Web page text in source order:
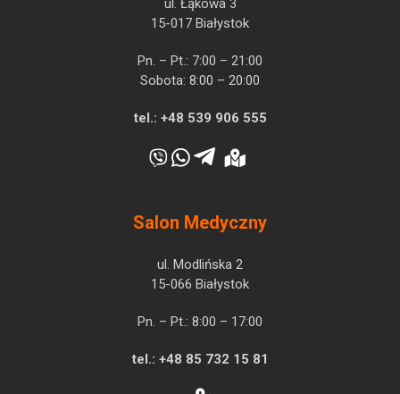
ul. Łąkowa 3
15-017 Białystok
Pn. – Pt.: 7:00 – 21:00
Sobota: 8:00 – 20:00
tel.: +48 539 906 555
Salon Medyczny
ul. Modlińska 2
15-066 Białystok
Pn. – Pt.: 8:00 – 17:00
tel.: +48 85 732 15 81